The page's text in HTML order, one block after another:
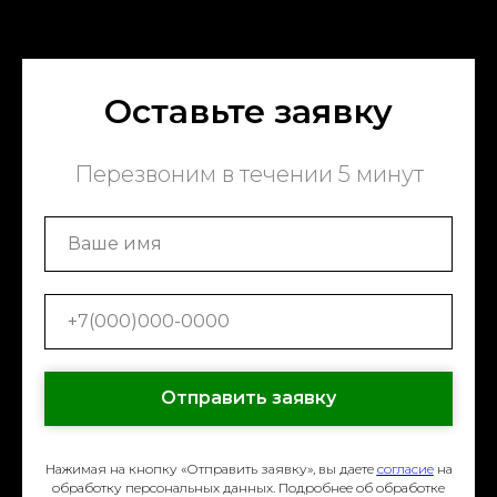
Оставьте заявку
Перезвоним в течении 5 минут
Отправить заявку
Нажимая на кнопку «Отправить заявку», вы даете согласиена
обработку персональных данных. Подробнее об обработке